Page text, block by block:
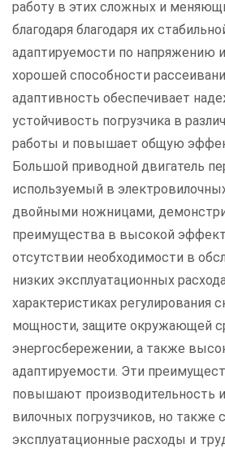
работу в этих сложных и
благодаря благодаря их
адаптируемости по напряжению
хорошей способности
адаптивность обеспечивает
устойчивость погрузчика в
работы и повышает общую
Большой приводной двигатель
используемый в
двойными ножницами,
преимущества в высокой
отсутствии необходимости в
низких эксплуатационных
характеристиках регулирования
мощности, защите окружающей
энергосбережении, а также
адаптируемости. Эти
повышают производительность
вилочных погрузчиков, но также
эксплуатационные расходы и